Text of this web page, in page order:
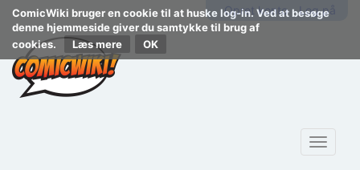
ComicWiki bruger en cookie til at huske log-in. Ved at besøge
denne hjemmeside giver du samtykke til brug af
cookies.
Læs mere
Opret konto Log på
Toggle